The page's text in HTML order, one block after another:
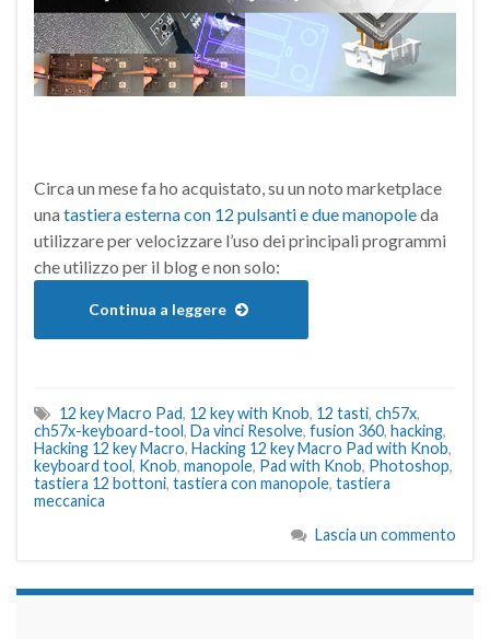
Circa un mese fa ho acquistato, su un noto marketplace
una tastiera esterna con 12 pulsanti e due manopoleda
utilizzare per velocizzare l’uso dei principali programmi
che utilizzo per il blog e non solo:
Continua a leggere
12 key Macro Pad, 12 key with Knob, 12 tasti, ch57x,
ch57x-keyboard-tool, Da vinci Resolve, fusion 360, hacking,
Hacking 12 key Macro, Hacking 12 key Macro Pad with Knob,
keyboard tool, Knob, manopole, Pad with Knob, Photoshop,
tastiera 12 bottoni, tastiera con manopole, tastiera
meccanica
Lascia un commento